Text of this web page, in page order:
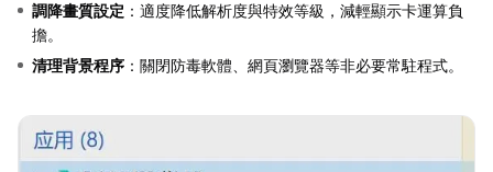
調降畫質設定 ：適度降低解析度與特效等級，減輕顯示卡運算負
擔。
清理背景程序 ：關閉防毒軟體、網頁瀏覽器等非必要常駐程式。